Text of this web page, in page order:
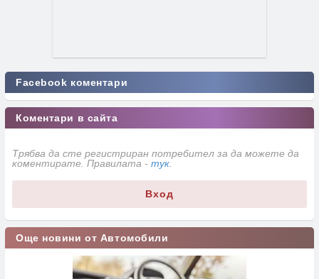
Facebook коментари
Коментари в сайта
Трябва да сте регистриран потребител за да можете да
коментирате. Правилата - тук
Вход
Още новини от Автомобили